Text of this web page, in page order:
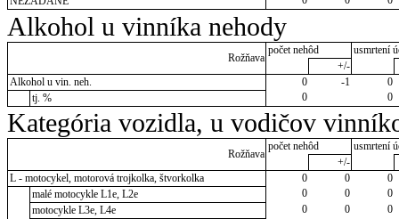
Alkohol u vinníka nehody
Rožňava
počet nehôd
usmrtení
+/-
Alkohol u vin. neh.
0 -1
0
tj. %
0 0
Kategória vozidla, u vodičov
Rožňava
počet nehôd
usmrtení
+/-
L - motocykel, motorová trojkolka, štvorkolka
0 0
0
malé motocykle L1e, L2e
0 0
0
motocykle L3e, L4e
0 0
0